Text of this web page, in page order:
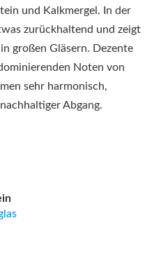
und Kalkmergel. In der
zurückhaltend und zeigt
großen Gläsern. Dezente
Noten von
sehr harmonisch,
Abgang.